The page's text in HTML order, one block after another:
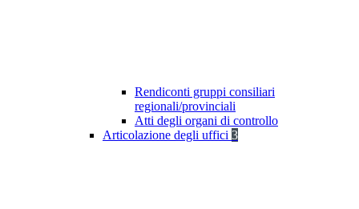
Rendiconti gruppi consiliari
regionali/provinciali
Atti degli organi di controllo
Articolazione degli uffici 3